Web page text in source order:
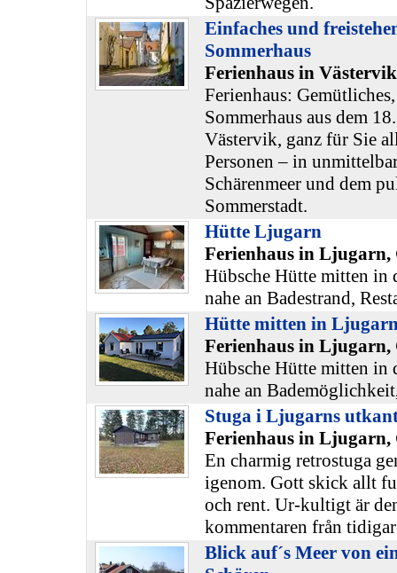
Einfaches und
Sommerhaus
Ferienhaus in
Ferienhaus:
Sommerhaus aus dem
Västervik, ganz für Sie
Personen – in
Schärenmeer und dem
Sommerstadt.
Hütte Ljugarn
Ferienhaus in Ljugarn,
Hübsche Hütte mitten in
nahe an Badestrand,
Hütte mitten in
Ferienhaus in Ljugarn,
Hübsche Hütte mitten in
nahe an
Stuga i Ljugarns
Ferienhaus in Ljugarn,
En charmig retrostuga
igenom. Gott skick allt
och rent. Ur-kultigt är
kommentaren från
Blick auf´s Meer von